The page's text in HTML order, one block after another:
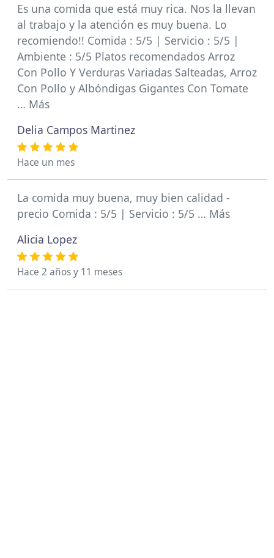
Es una comida que está muy rica. Nos la llevan
al trabajo y la atención es muy buena. Lo
recomiendo!! Comida : 5/5 | Servicio : 5/5 |
Ambiente : 5/5 Platos recomendados Arroz
Con Pollo Y Verduras Variadas Salteadas, Arroz
Con Pollo y Albóndigas Gigantes Con Tomate
… Más
Delia Campos Martinez
Hace un mes
La comida muy buena, muy bien calidad -
precio Comida : 5/5 | Servicio : 5/5 … Más
Alicia Lopez
Hace 2 años y 11 meses